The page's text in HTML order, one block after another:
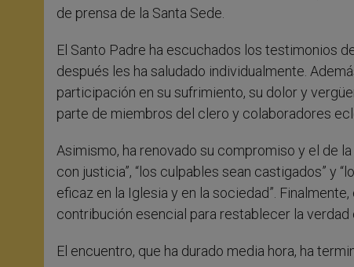
de prensa de la Santa Sede.
El Santo Padre ha escuchados los testimonios
después les ha saludado individualmente.
participación en su sufrimiento, su dolor y
parte de miembros del clero y colaboradores
Asimismo, ha renovado su compromiso y el de
con justicia”, “los culpables sean castigados” y
eficaz en la Iglesia y en la sociedad”.
contribución esencial para restablecer la verdad
El encuentro, que ha durado media hora, ha